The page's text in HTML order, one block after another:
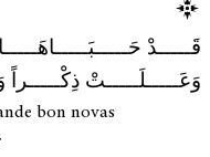
قَـــــدْ
وَعَـــــلَـــــتْ ذِكْـــــراً
bon novas